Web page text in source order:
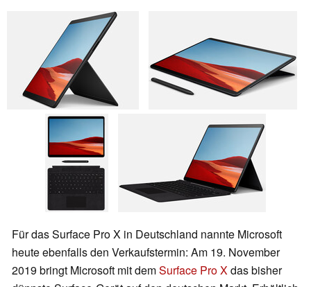
Für das Surface Pro X in Deutschland nannte Microsoft
heute ebenfalls den Verkaufstermin: Am 19. November
2019 bringt Microsoft mit demSurface Pro Xdas bisher